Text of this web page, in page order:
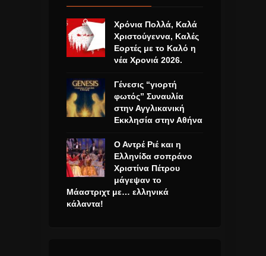
Χρόνια Πολλά, Καλά
Χριστούγεννα, Καλές
Εορτές με το Καλό η
νέα Χρονιά 2026.
Γένεσις “γιορτή
φωτός” Συναυλία
στην Αγγλικανική
Εκκλησία στην Αθήνα
Ο Αντρέ Ριέ και η
Ελληνίδα σοπράνο
Χριστίνα Πέτρου
μάγεψαν το
Μάαστριχτ με… ελληνικά
κάλαντα!